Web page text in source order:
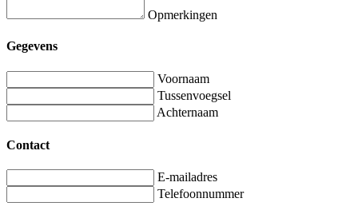
Opmerkingen
Gegevens
Voornaam
Tussenvoegsel
Achternaam
Contact
E-mailadres
Telefoonnummer